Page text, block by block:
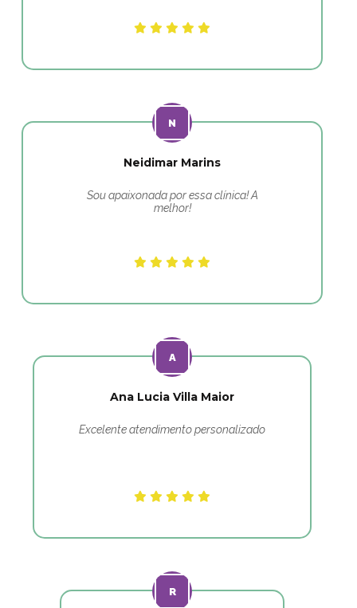
Neidimar Marins
Sou apaixonada por essa clínica! A
melhor!
Ana Lucia Villa Maior
Excelente atendimento personalizado